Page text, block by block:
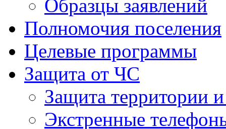
Образцы заявлений
Полномочия поселения
Целевые программы
Защита от ЧС
Защита территории
Экстренные